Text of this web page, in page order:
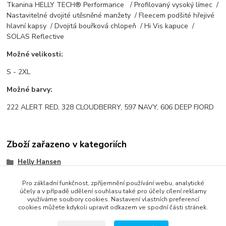
Tkanina HELLY TECH® Performance / Profilovaný vysoký límec /
Nastavitelné dvojité utěsněné manžety / Fleecem podšité hřejivé
hlavní kapsy / Dvojitá bouřková chlopeň / Hi Vis kapuce /
SOLAS Reflective
Možné velikosti:
S - 2XL
Možné barvy:
222 ALERT RED, 328 CLOUDBERRY, 597 NAVY, 606 DEEP FJORD
Zboží zařazeno v kategoriích
Helly Hansen
Muži
Junioři
Pro základní funkčnost, zpříjemnění používání webu, analytické
účely a v případě udělení souhlasu také pro účely cílení reklamy
využíváme soubory cookies. Nastavení vlastních preferencí
cookies můžete kdykoli upravit odkazem ve spodní části stránek.